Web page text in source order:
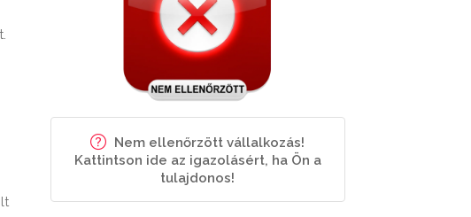
Nem ellenőrzött vállalkozás!
Kattintson ide az igazolásért, ha Ön a
tulajdonos!